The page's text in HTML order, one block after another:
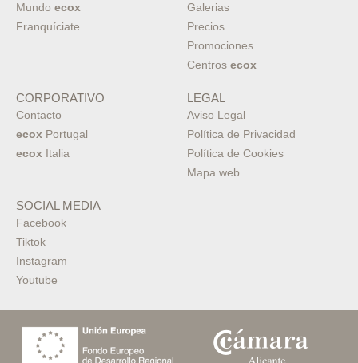
Mundo ecox
Franquíciate
Galerias
Precios
Promociones
Centros ecox
CORPORATIVO
Contacto
ecox Portugal
ecox Italia
LEGAL
Aviso Legal
Política de Privacidad
Política de Cookies
Mapa web
SOCIAL MEDIA
Facebook
Tiktok
Instagram
Youtube